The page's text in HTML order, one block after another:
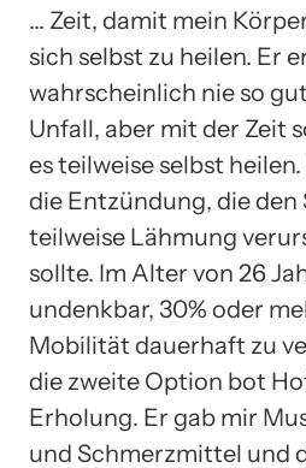
… Zeit, damit mein
sich selbst zu heilen. Er
wahrscheinlich nie so
Unfall, aber mit der Zeit
es teilweise selbst
die Entzündung, die den
teilweise Lähmung
sollte. Im Alter von 26
undenkbar, 30% oder
Mobilität dauerhaft zu
die zweite Option bot
Erholung. Er gab mir
und Schmerzmittel und